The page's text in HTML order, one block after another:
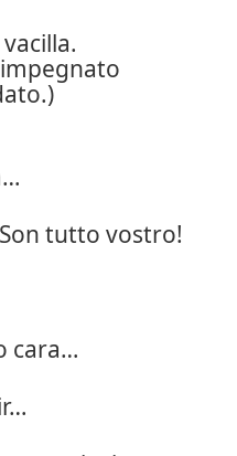
Son tutto vostro!
cara…